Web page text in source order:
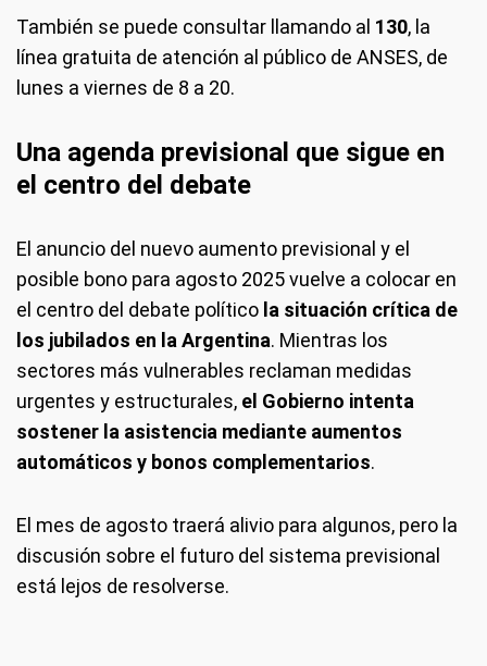
También se puede consultar llamando al 130, la
línea gratuita de atención al público de ANSES, de
lunes a viernes de 8 a 20.
Una agenda previsional que sigue en
el centro del debate
El anuncio del nuevo aumento previsional y el
posible bono para agosto 2025 vuelve a colocar en
el centro del debate político la situación crítica de
los jubilados en la Argentina. Mientras los
sectores más vulnerables reclaman medidas
urgentes y estructurales, el Gobierno intenta
sostener la asistencia mediante aumentos
automáticos y bonos complementarios.
El mes de agosto traerá alivio para algunos, pero la
discusión sobre el futuro del sistema previsional
está lejos de resolverse.